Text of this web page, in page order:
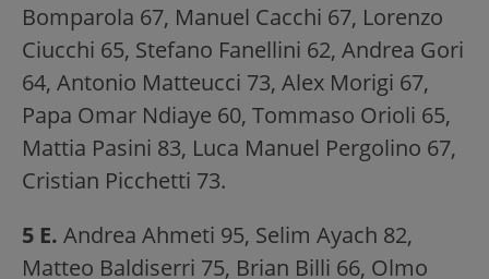
Bomparola 67, Manuel Cacchi 67, Lorenzo
Ciucchi 65, Stefano Fanellini 62, Andrea Gori
64, Antonio Matteucci 73, Alex Morigi 67,
Papa Omar Ndiaye 60, Tommaso Orioli 65,
Mattia Pasini 83, Luca Manuel Pergolino 67,
Cristian Picchetti 73.
5 E. Andrea Ahmeti 95, Selim Ayach 82,
Matteo Baldiserri 75, Brian Billi 66, Olmo